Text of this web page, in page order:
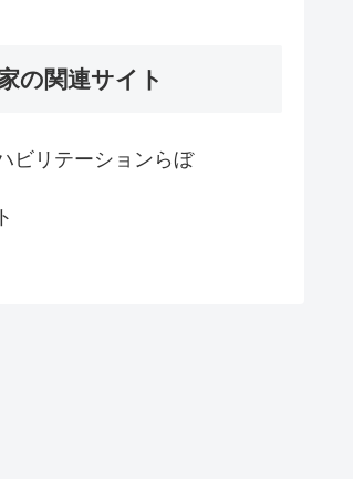
の関連サイト
ビリテーションらぼ